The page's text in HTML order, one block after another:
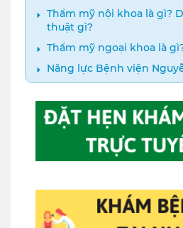
Thẩm mỹ nội khoa là gì?
thuật gì?
Thẩm mỹ ngoại khoa là
Năng lực Bệnh viện